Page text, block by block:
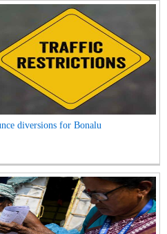
diversions for Bonalu